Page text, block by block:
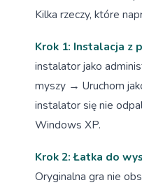
Kilka rzeczy, które
Krok 1: Instalacja z
instalator jako
myszy → Uruchom
instalator się nie
Windows XP.
Krok 2: Łatka do
Oryginalna gra nie